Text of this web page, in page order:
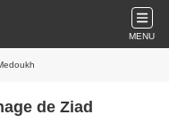
MENU
de Ziad